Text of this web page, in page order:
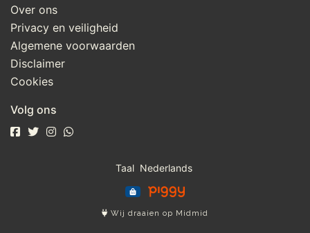
Over ons
Privacy en veiligheid
Algemene voorwaarden
Disclaimer
Cookies
Volg ons
Taal
Wij draaien op Midmid